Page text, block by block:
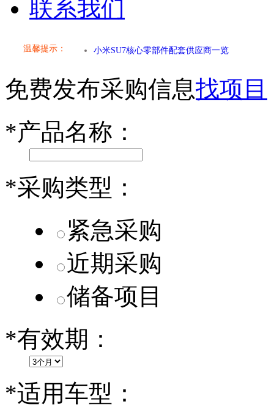
联系我们
温馨提示：
乐道L60核心零部件配套供应商一览
第二代 AION V核心零部件配套供应商一览
乐道L60核心零部件配套供应商一览
免费发布采购信息找项目
*产品名称：
*采购类型：
紧急采购
近期采购
储备项目
*有效期：
*适用车型：